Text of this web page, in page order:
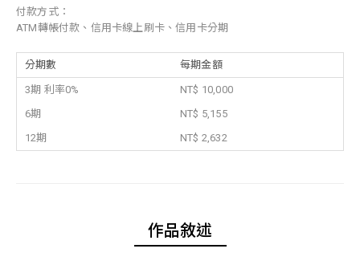
付款方式：
ATM轉帳付款、信用卡線上刷卡、信用卡分期
分期數 每期金額
3期 利率0%
NT$ 10,000
6期
NT$ 5,155
12期
NT$ 2,632
作品敘述